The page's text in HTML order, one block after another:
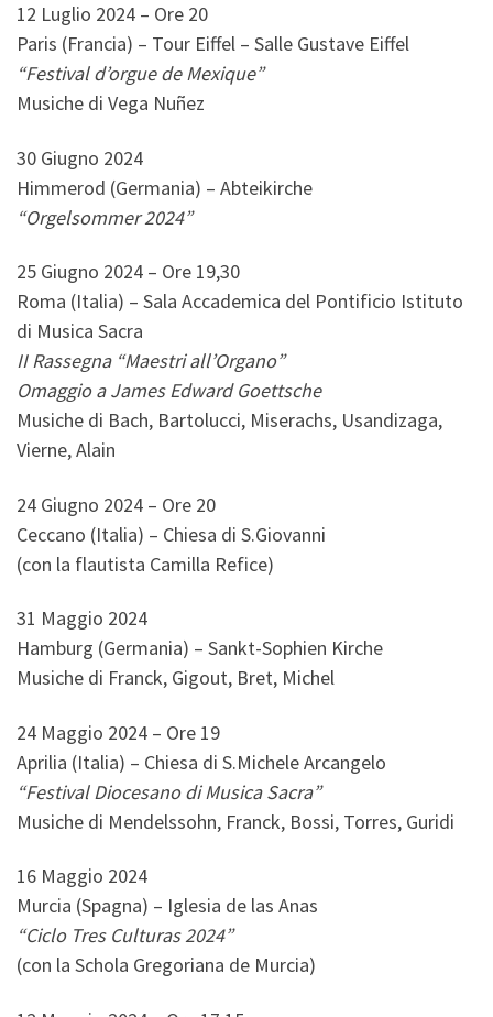
12 Luglio 2024 – Ore 20
Paris (Francia) – Tour Eiffel – Salle Gustave Eiffel
“Festival d’orgue de Mexique”
Musiche di Vega Nuñez
30 Giugno 2024
Himmerod (Germania) – Abteikirche
“Orgelsommer 2024”
25 Giugno 2024 – Ore 19,30
Roma (Italia) – Sala Accademica del Pontificio Istituto
di Musica Sacra
II Rassegna “Maestri all’Organo”
Omaggio a James Edward Goettsche
Musiche di Bach, Bartolucci, Miserachs, Usandizaga,
Vierne, Alain
24 Giugno 2024 – Ore 20
Ceccano (Italia) – Chiesa di S.Giovanni
(con la flautista Camilla Refice)
31 Maggio 2024
Hamburg (Germania) – Sankt-Sophien Kirche
Musiche di Franck, Gigout, Bret, Michel
24 Maggio 2024 – Ore 19
Aprilia (Italia) – Chiesa di S.Michele Arcangelo
“Festival Diocesano di Musica Sacra”
Musiche di Mendelssohn, Franck, Bossi, Torres, Guridi
16 Maggio 2024
Murcia (Spagna) – Iglesia de las Anas
“Ciclo Tres Culturas 2024”
(con la Schola Gregoriana de Murcia)